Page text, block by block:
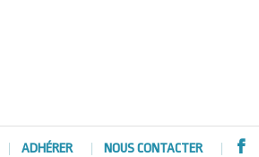
ADHÉRER NOUS CONTACTER 